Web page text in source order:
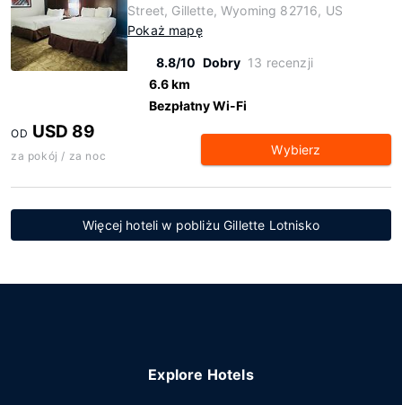
Street, Gillette, Wyoming 82716, US
Pokaż mapę
8.8/10 Dobry 13 recenzji
6.6 km
Bezpłatny Wi-Fi
OD USD 89
za pokój / za noc Wybierz
Więcej hoteli w pobliżu Gillette Lotnisko
Explore Hotels